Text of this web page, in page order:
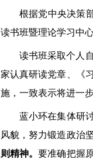
根据党中央决策
读书班暨理论学习中
读书班采取个人
家认真研读党章、《
施，一致表示将进一
蓝小环在集体研
风貌，努力锻造政治
则精神。要准确把握